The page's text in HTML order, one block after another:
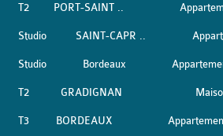
T2 PORT-SAINT ..
Studio SAINT-CAPR ..
Studio Bordeaux
T2 GRADIGNAN
T3 BORDEAUX